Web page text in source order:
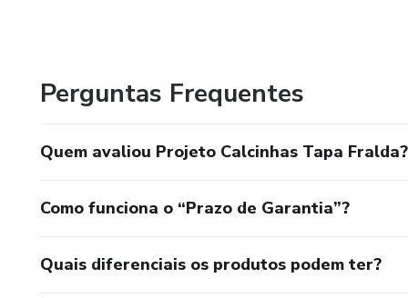
Perguntas Frequentes
Quem avaliou Projeto Calcinhas Tapa Fralda?
Como funciona o “Prazo de Garantia”?
Quais diferenciais os produtos podem ter?